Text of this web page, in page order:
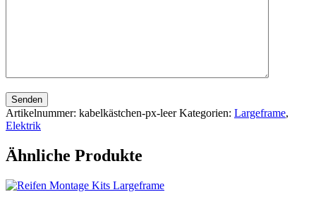
Senden
Artikelnummer: kabelkästchen-px-leer Kategorien: Largeframe,
Elektrik
Ähnliche Produkte